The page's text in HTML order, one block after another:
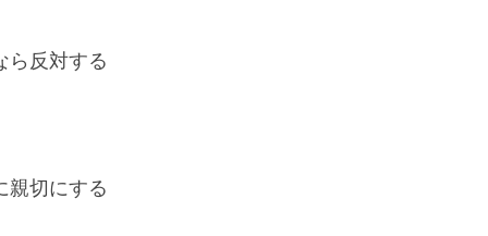
ら反対する
親切にする